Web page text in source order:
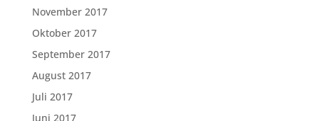
November 2017
Oktober 2017
September 2017
August 2017
Juli 2017
Juni 2017